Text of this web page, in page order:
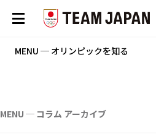
MENU ─ オリンピックを知る
MENU ─ コラム アーカイブ